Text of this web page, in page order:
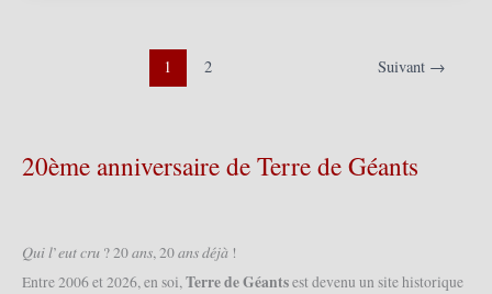
Jean
2014
(17/05/2014)
1 2 Suivant →
20ème anniversaire de Terre de Géants
𝑄𝑢𝑖 𝑙’𝑒𝑢𝑡 𝑐𝑟𝑢 ? 20 𝑎𝑛𝑠, 20 𝑎𝑛𝑠 𝑑𝑒́𝑗𝑎̀ !
Entre 2006 et 2026, en soi,Terre de Géantsest devenu un site historique